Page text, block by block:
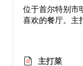
位于首尔特别市
喜欢的餐厅。主
主打菜